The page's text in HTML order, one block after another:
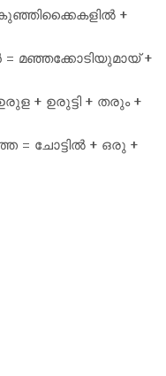
+
= മഞ്ഞക്കോടിയുമായ് +
+ ഉരുട്ടി + തരും +
= ചോട്ടിൽ + ഒരു +